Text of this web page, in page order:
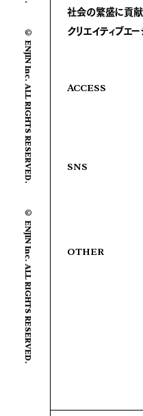
© ENJIN Inc. ALL RIGHTS RESERVED.
© ENJIN Inc. ALL RIGHTS RESERVED.
社会の繁盛に貢
クリエイティブエ
ACCESS
SNS
OTHER